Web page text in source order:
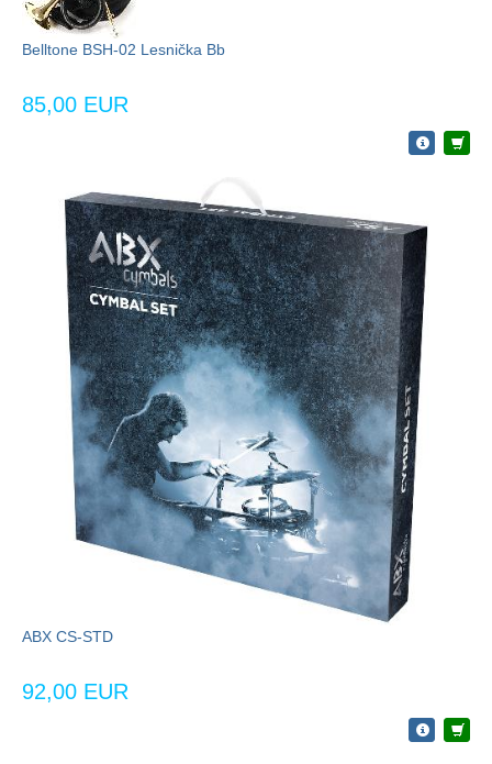
Belltone BSH-02 Lesnička Bb
85,00 EUR
ABX CS-STD
92,00 EUR